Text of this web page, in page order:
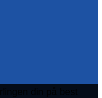
din på best